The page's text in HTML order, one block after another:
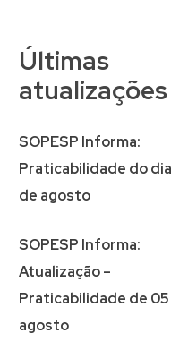
Últimas
atualizações
SOPESP Informa:
Praticabilidade do
de agosto
SOPESP Informa:
Atualização –
Praticabilidade de
agosto